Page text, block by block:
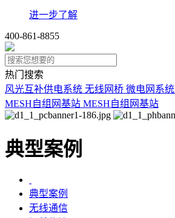
进一步了解
400-861-8855
热门搜索
风光互补供电系统 无线网桥 微电网系统
MESH自组网基站 MESH自组网基站
典型案例
典型案例
无线通信